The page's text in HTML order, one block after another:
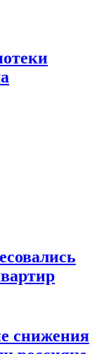
снижения